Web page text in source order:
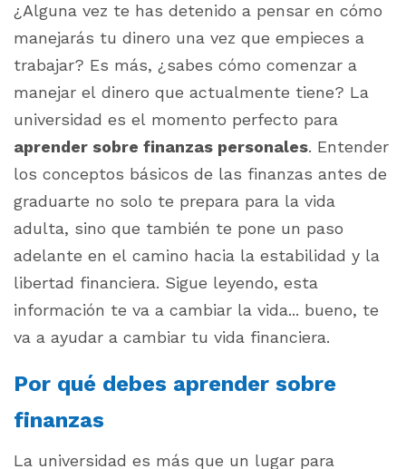
¿Alguna vez te has detenido a pensar en cómo
manejarás tu dinero una vez que empieces a
trabajar? Es más, ¿sabes cómo comenzar a
manejar el dinero que actualmente tiene? La
universidad es el momento perfecto para
aprender sobre finanzas personales. Entender
los conceptos básicos de las finanzas antes de
graduarte no solo te prepara para la vida
adulta, sino que también te pone un paso
adelante en el camino hacia la estabilidad y la
libertad financiera. Sigue leyendo, esta
información te va a cambiar la vida... bueno, te
va a ayudar a cambiar tu vida financiera.
Por qué debes aprender sobre
finanzas
La universidad es más que un lugar para